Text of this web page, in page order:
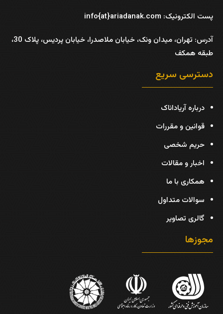
پست الکترونیک: info{at}ariadanak.com
آدرس:
تهران، میدان ونک، خیابان ملاصدرا، خیابان پردیس، پلاک 30،
طبقه همکف
دسترسی سریع
درباره آریاداناک
قوانین و مقررات
حریم شخصی
اخبار و مقالات
همکاری با ما
سوالات متداول
گالری تصاویر
مجوزها